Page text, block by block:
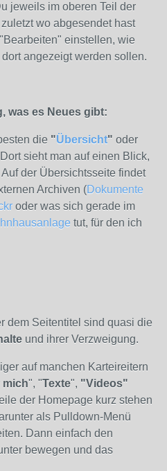
jeweils im oberen Teil der
wo abgesendet hast
einstellen, wie
angezeigt werden sollen.
was es Neues gibt:
die "Übersicht" oder
sieht man auf einen Blick,
der Übersichtsseite findet
Archiven (Dokumente
oder was sich gerade im
tut, für den ich
dem Seitentitel sind quasi die
und ihrer Verzweigung.
auf manchen Karteireitern
mich", "Texte", "Videos"
der Homepage kurz stehen
als Pulldown-Menü
Dann einfach den
bewegen und das